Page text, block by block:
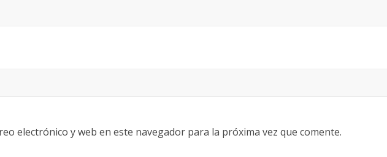
electrónico y web en este navegador para la próxima vez que comente.